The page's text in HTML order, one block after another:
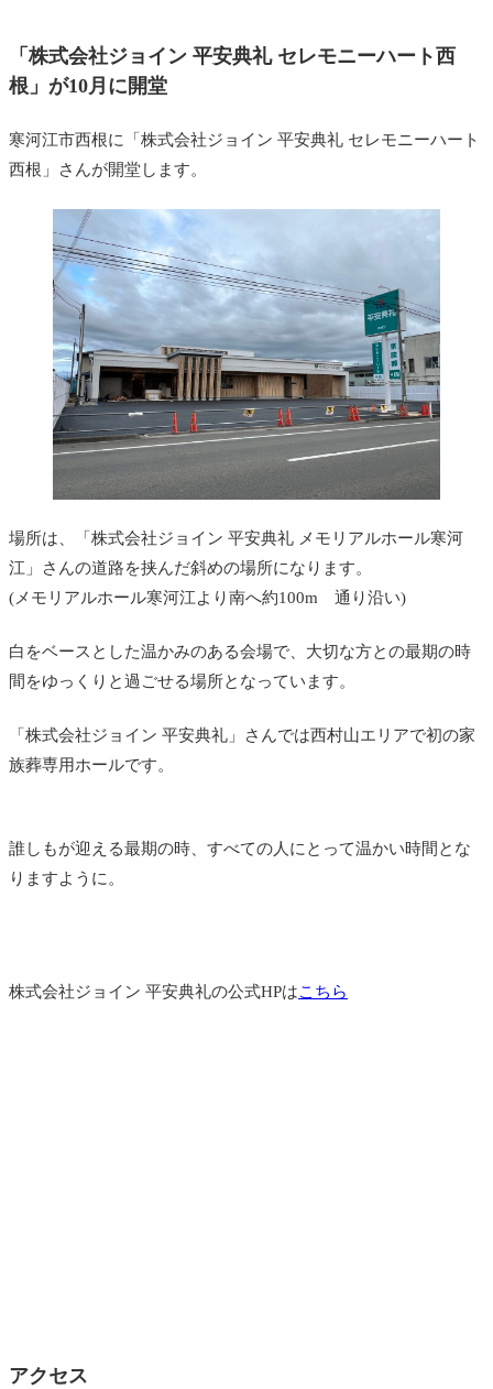
「株式会社ジョイン 平安典礼 セレモニーハート西
根」が10月に開堂
寒河江市西根に「株式会社ジョイン 平安典礼 セレモニーハート
西根」さんが開堂します。
場所は、「株式会社ジョイン 平安典礼 メモリアルホール寒河
江」さんの道路を挟んだ斜めの場所になります。
(メモリアルホール寒河江より南へ約100m 通り沿い)
白をベースとした温かみのある会場で、大切な方との最期の時
間をゆっくりと過ごせる場所となっています。
「株式会社ジョイン 平安典礼」さんでは西村山エリアで初の家
族葬専用ホールです。
誰しもが迎える最期の時、すべての人にとって温かい時間とな
りますように。
株式会社ジョイン 平安典礼の公式HPはこちら
アクセス